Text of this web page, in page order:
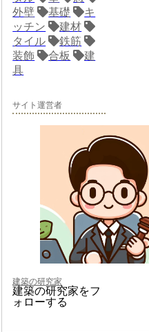
外壁
基礎
キ
ッチン
建材
タイル
鉄筋
装飾
合板
建
具
サイト運営者
建築の研究家
建築の研究家をフ
ォローする